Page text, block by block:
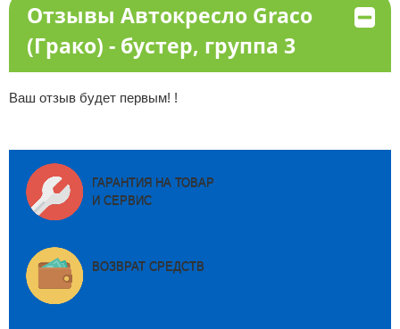
Отзывы Автокресло Graco
(Грако) - бустер, группа 3
Ваш отзыв будет первым! !
ГАРАНТИЯ НА ТОВАР
И СЕРВИС
ВОЗВРАТ СРЕДСТВ